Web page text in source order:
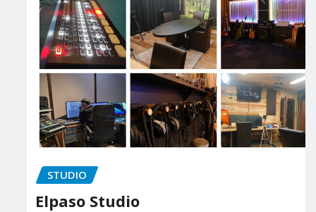
STUDIO
Elpaso Studio